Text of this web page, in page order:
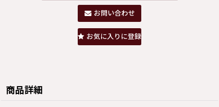
お問い合わせ
お気に入りに登録
商品詳細